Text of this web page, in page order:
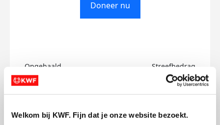
Welkom bij KWF. Fijn dat je onze website bezoekt.
Doneer nu
Opgehaald
€0
Streefbedrag
€10